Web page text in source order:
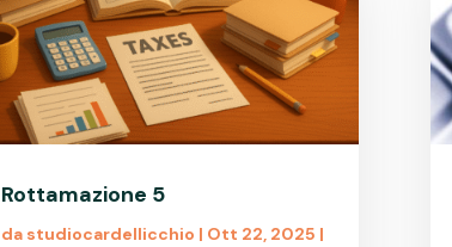
Rottamazione 5
da studiocardellicchio | Ott 22, 2025 |